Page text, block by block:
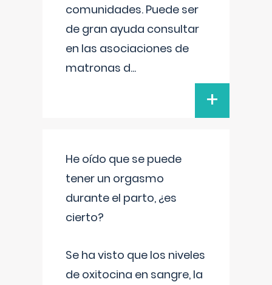
comunidades. Puede ser
de gran ayuda consultar
en las asociaciones de
matronas d...
+
He oído que se puede
tener un orgasmo
durante el parto, ¿es
cierto?
Se ha visto que los niveles
de oxitocina en sangre, la